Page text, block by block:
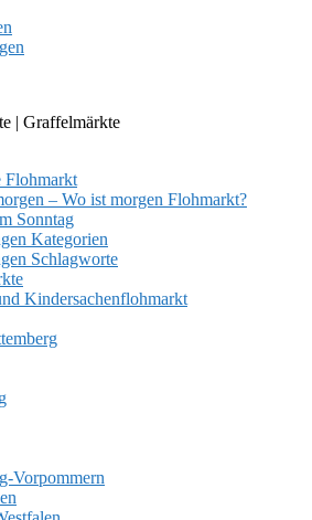
| Graffelmärkte
Flohmarkt
– Wo ist morgen Flohmarkt?
Sonntag
Kategorien
Schlagworte
Kindersachenflohmarkt
Vorpommern